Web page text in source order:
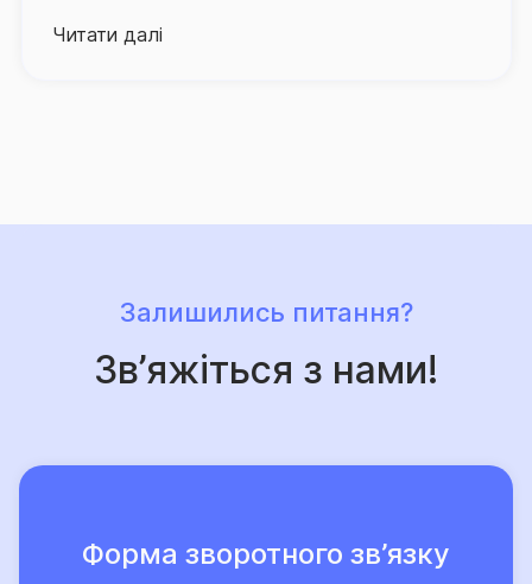
Читати далі
Залишились питання?
Зв’яжіться з нами!
Форма зворотного зв’язку